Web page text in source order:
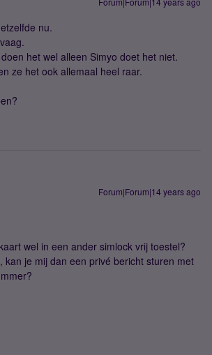
nu.
het wel alleen Simyo doet het niet.
ze het ook allemaal heel raar.
Forum|Forum|14 years ago
wel in een ander simlock vrij toestel?
kan je mij dan een privé bericht sturen met